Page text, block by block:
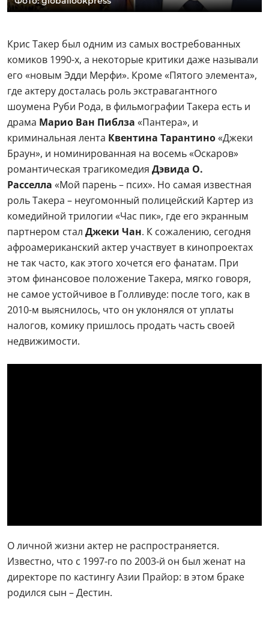
Крис Такер был одним из самых востребованных
комиков 1990-х, а некоторые критики даже называли
его «новым Эдди Мерфи». Кроме «Пятого элемента»,
где актеру досталась роль экстравагантного
шоумена Руби Рода, в фильмографии Такера есть и
драма Марио Ван Пиблза «Пантера», и
криминальная лента Квентина Тарантино«Джеки
Браун», и номинированная на восемь «Оскаров»
романтическая трагикомедия Дэвида О.
Расселла «Мой парень – псих». Но самая известная
роль Такера – неугомонный полицейский Картер из
комедийной трилогии «Час пик», где его экранным
партнером стал Джеки Чан. К сожалению, сегодня
афроамериканский актер участвует в кинопроектах
не так часто, как этого хочется его фанатам. При
этом финансовое положение Такера, мягко говоря,
не самое устойчивое в Голливуде: после того, как в
2010-м выяснилось, что он уклонялся от уплаты
налогов, комику пришлось продать часть своей
недвижимости.
О личной жизни актер не распространяется.
Известно, что с 1997-го по 2003-й он был женат на
директоре по кастингу Азии Прайор: в этом браке
родился сын – Дестин.